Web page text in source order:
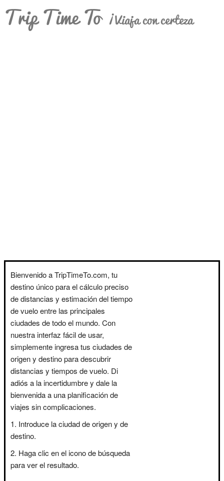
Trip Time To ¡Viaja con certeza
Bienvenido a TripTimeTo.com, tu
destino único para el cálculo preciso
de distancias y estimación del tiempo
de vuelo entre las principales
ciudades de todo el mundo. Con
nuestra interfaz fácil de usar,
simplemente ingresa tus ciudades de
origen y destino para descubrir
distancias y tiempos de vuelo. Di
adiós a la incertidumbre y dale la
bienvenida a una planificación de
viajes sin complicaciones.
Introduce la ciudad de origen y de
destino.
Haga clic en el icono de búsqueda
para ver el resultado.